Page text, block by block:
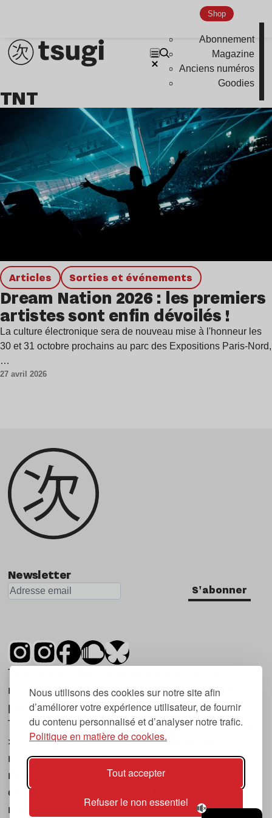
Nous utilisons des cookies sur notre site afin
d’améliorer votre expérience utilisateur, de fournir
du contenu personnalisé et d’analyser notre trafic.
Politique en matière de cookies.
Tout accepter
Refuser le non essentiel
Shop
Abonnement
Magazine
Anciens numéros
Goodies
Indie
TNT
Articles Sorties et événements
Dream Nation 2026 : les premiers
artistes sont enfin dévoilés !
La culture électronique sera de nouveau mise à l'honneur les
30 et 31 octobre prochains au parc des Expositions Paris-Nord,
…
27 avril 2026
Newsletter
S'abonner
Tsugi est un mensuel indépendant sur la
musique et les nouvelles tendances, dont la
première parution date de 2007.
Tsugi en japonais signifie « prochain », « suivant
», ce qui correspond à la thématique du
magazine, à l’affût des nouvelles tendances
musicales, qu’elles viennent de la musique
électronique, du rock ou du hip hop, et des
nouveaux phénomènes de société liés à la